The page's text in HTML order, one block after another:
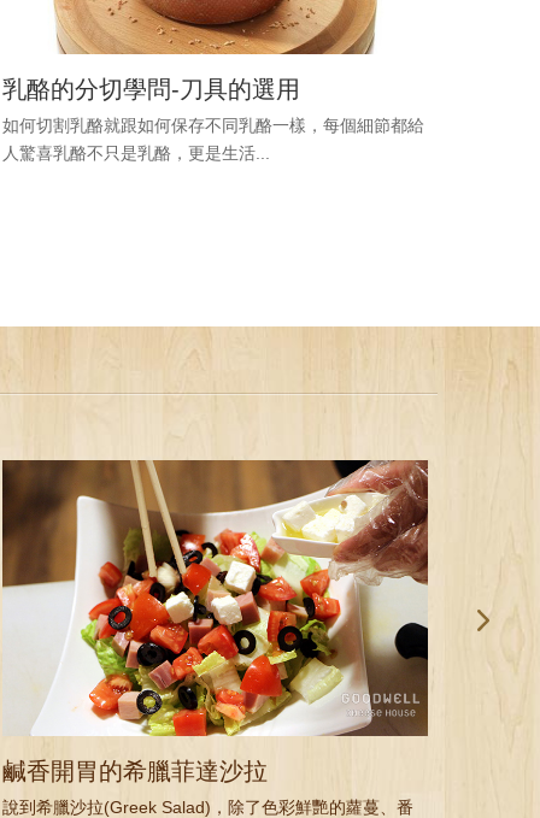
乳酪的分切學問-刀具的選用
如何切割乳酪就跟如何保存不同乳酪一樣，每個細節都給
人驚喜乳酪不只是乳酪，更是生活...
鹹香開胃的希臘菲達沙拉
說到希臘沙拉(Greek Salad)，除了色彩鮮艷的蘿蔓、番